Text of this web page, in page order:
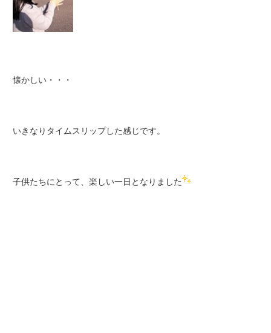
懐かしい・・・
いきなりタイムスリップした感じです。
子供たちにとって、楽しい一日となりました